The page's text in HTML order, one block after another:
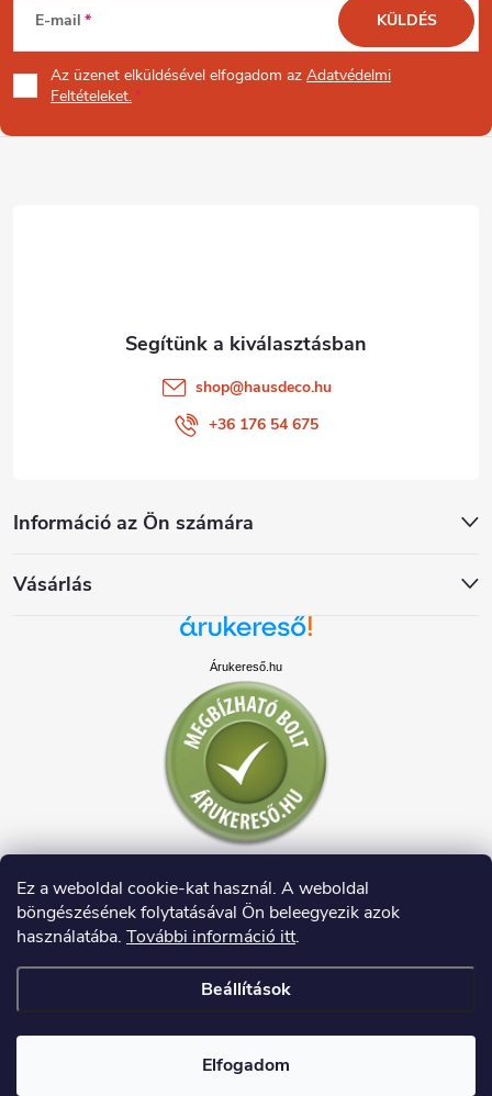
Ez a weboldal cookie-kat használ. A weboldal
böngészésének folytatásával Ön beleegyezik azok
használatába. További információ itt.
Beállítások
Elfogadom
á
b
E-mail
Az üzenet elküldésével elfogadom az Adatvédelmi
Feltételeket.
KÜLDÉS
Információ az Ön számára
Vásárlás
shop@hausdeco.hu
+36 176 54 675
Árukereső.hu
Copyright 2026HAUSDECO.HU. Minden jog fenntartva.